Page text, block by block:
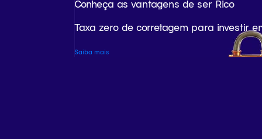
Conheça as vantagens de ser Rico
Taxa zero de corretagem para investir
Saiba mais